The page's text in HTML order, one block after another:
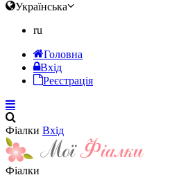
Українська
ru
Головна
Вхід
Реєстрація
Фіалки Вхід
Фіалки